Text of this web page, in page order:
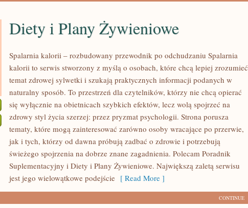
DIETY
PLANY
ŻYWIENIOWE
Diety i Plany Żywieniowe
Spalarnia kalorii – rozbudowany przewodnik po odchudzaniu Spalarnia
kalorii to serwis stworzony z myślą o osobach, które chcą lepiej zrozumieć
temat zdrowej sylwetki i szukają praktycznych informacji podanych w
naturalny sposób. To przestrzeń dla czytelników, którzy nie chcą opierać
się wyłącznie na obietnicach szybkich efektów, lecz wolą spojrzeć na
zdrowy styl życia szerzej: przez pryzmat psychologii. Strona porusza
tematy, które mogą zainteresować zarówno osoby wracające po przerwie,
jak i tych, którzy od dawna próbują zadbać o zdrowie i potrzebują
świeżego spojrzenia na dobrze znane zagadnienia. Polecam Poradnik
Suplementacyjny i Diety i Plany Żywieniowe. Największą zaletą serwisu
jest jego wielowątkowe podejście [ Read More ]
CONTINUE